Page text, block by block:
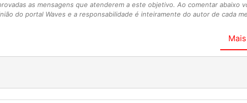
as mensagens que atenderem a este objetivo. Ao comentar abaixo
do portal Waves e a responsabilidade é inteiramente do autor de cada